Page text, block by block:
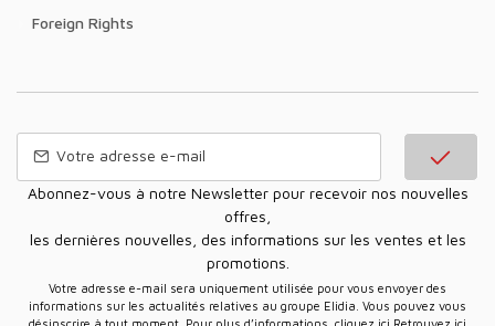
Foreign Rights
Abonnez-vous à notre Newsletter pour recevoir nos nouvelles
offres,
les dernières nouvelles, des informations sur les ventes et les
promotions.
Votre adresse e-mail sera uniquement utilisée pour vous envoyer des
informations sur les actualités relatives au groupe Elidia. Vous pouvez vous
désinscrire à tout moment. Pour plus d’informations, cliquez ici Retrouvez ici